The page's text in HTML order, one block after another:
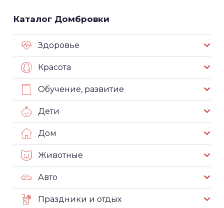
Каталог Домбровки
Здоровье
Красота
Обучение, развитие
Дети
Дом
Животные
Авто
Праздники и отдых